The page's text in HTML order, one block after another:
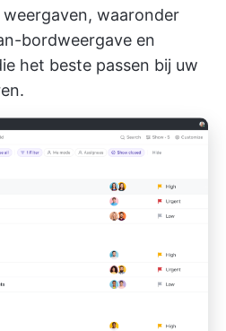
waaronder
bordweergave en
het beste passen bij uw